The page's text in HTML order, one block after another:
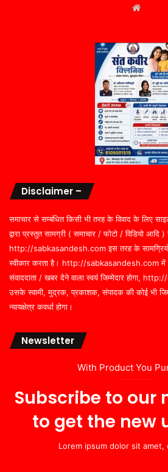
Disclaimer –
समाचार से सम्बंधित किसी भी तरह के विवाद के लिए
द्वारा प्रस्तुत सामग्री ( समाचार / फोटो / विडियो आदि )
http://sabkasandesh.com इस तरह के सामग्रियों
स्वीकार करता है। http://sabkasandesh.com में
संवाददाता / खबर देने वाला स्वयं जिम्मेदार होगा,
उसके स्वामी, मुद्रक, प्रकाशक, संपादक की कोई भी
न्यायक्षेत्र कवर्धा होगा।
Newsletter
With Product You
Subscribe to our
to get the new
Lorem ipsum dolor sit amet,